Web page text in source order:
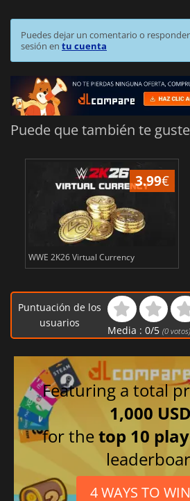
Puedes dejar un comentario o
sesión en tu cuenta
Puede que también te guste
3.99€
WWE 2K26 Virtual Currency
Puntuación de los
usuarios
Media : 0/5 (0votos)
Featuring a total
1,000
for thetop 10
4 WAYS TO